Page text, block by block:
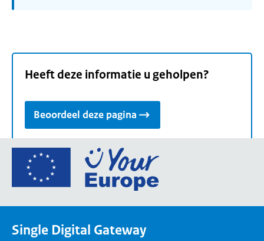
Heeft deze informatie u geholpen?
Beoordeel deze pagina
Ga
de
Single Digital Gateway